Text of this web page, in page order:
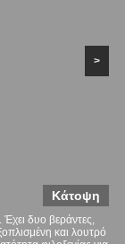
>
Κάτοψη
δυο βεράντες,
και λουτρό